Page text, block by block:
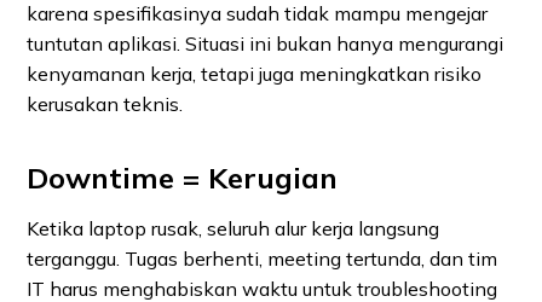
karena spesifikasinya sudah tidak mampu mengejar
tuntutan aplikasi. Situasi ini bukan hanya mengurangi
kenyamanan kerja, tetapi juga meningkatkan risiko
kerusakan teknis.
Downtime = Kerugian
Ketika laptop rusak, seluruh alur kerja langsung
terganggu. Tugas berhenti, meeting tertunda, dan tim
IT harus menghabiskan waktu untuk troubleshooting